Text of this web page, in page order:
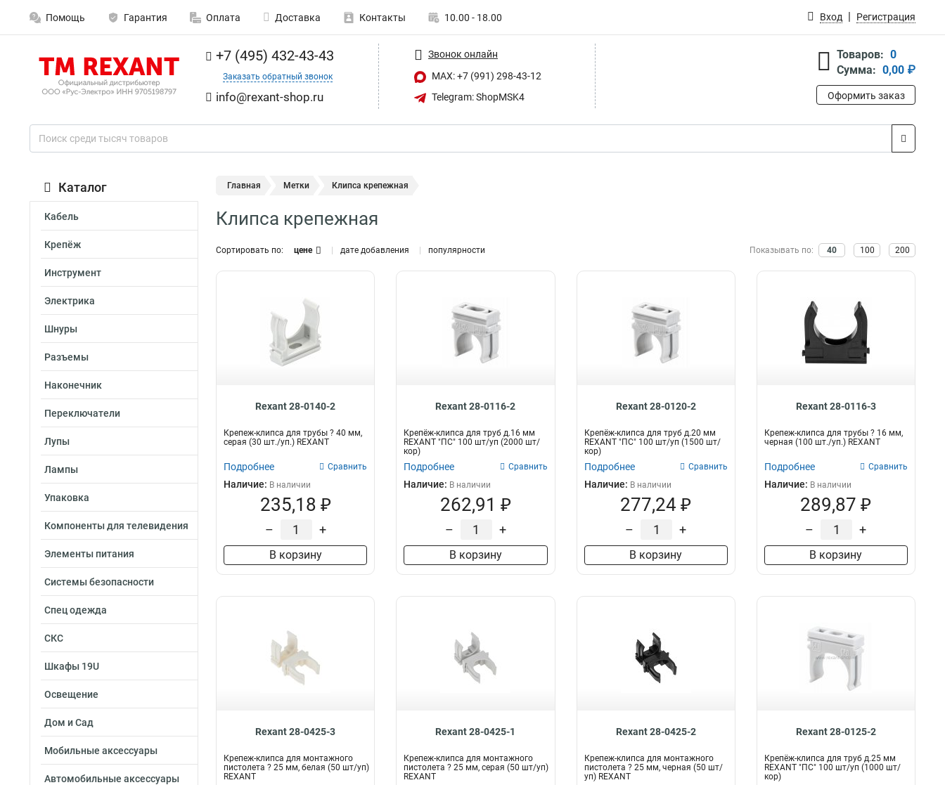
Помощь Гарантия Оплата Доставка Контакты 10.00 - 18.00 Вход Регистрация
+7 (495) 432-43-43
Заказать обратный звонок
info@rexant-shop.ru
Звонок онлайн
MAX: +7 (991) 298-43-12
Telegram: ShopMSK4
Товаров: 0
Сумма: 0,00 ₽
Оформить заказ
Каталог
Кабель
Крепёж
Инструмент
Электрика
Шнуры
Разъемы
Наконечник
Переключатели
Лупы
Лампы
Упаковка
Компоненты для телевидения
Элементы питания
Системы безопасности
Спец одежда
СКС
Шкафы 19U
Освещение
Дом и Сад
Мобильные аксессуары
Автомобильные аксессуары
Главная Метки Клипса крепежная
Клипса крепежная
Сортировать по: цене дате добавления популярности Показывать по: 40 100 200
Rexant 28-0140-2
Крепеж-клипса для трубы ? 40 мм,
серая (30 шт./уп.) REXANT
Подробнее Сравнить
Наличие: В наличии
235,18 ₽
– +
В корзину
Rexant 28-0116-2
Крепёж-клипса для труб д.16 мм
REXANT "ПС" 100 шт/уп (2000 шт/
кор)
Подробнее Сравнить
Наличие: В наличии
262,91 ₽
– +
В корзину
Rexant 28-0120-2
Крепёж-клипса для труб д.20 мм
REXANT "ПС" 100 шт/уп (1500 шт/
кор)
Подробнее Сравнить
Наличие: В наличии
277,24 ₽
– +
В корзину
Rexant 28-0116-3
Крепеж-клипса для трубы ? 16 мм,
черная (100 шт./уп.) REXANT
Подробнее Сравнить
Наличие: В наличии
289,87 ₽
– +
В корзину
Rexant 28-0425-3
Крепеж-клипса для монтажного
пистолета ? 25 мм, белая (50 шт/уп)
REXANT
Rexant 28-0425-1
Крепеж-клипса для монтажного
пистолета ? 25 мм, серая (50 шт/уп)
REXANT
Rexant 28-0425-2
Крепеж-клипса для монтажного
пистолета ? 25 мм, черная (50 шт/
уп) REXANT
Rexant 28-0125-2
Крепёж-клипса для труб д.25 мм
REXANT "ПС" 100 шт/уп (1000 шт/
кор)